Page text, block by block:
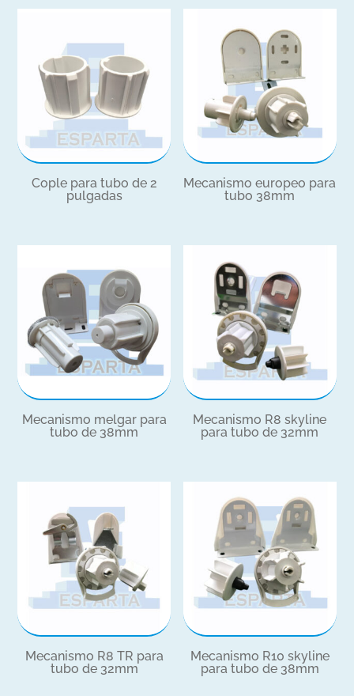
Cople para tubo de 2
pulgadas
Mecanismo europeo para
tubo 38mm
Mecanismo melgar para
tubo de 38mm
Mecanismo R8 skyline
para tubo de 32mm
Mecanismo R8 TR para
tubo de 32mm
Mecanismo R10 skyline
para tubo de 38mm